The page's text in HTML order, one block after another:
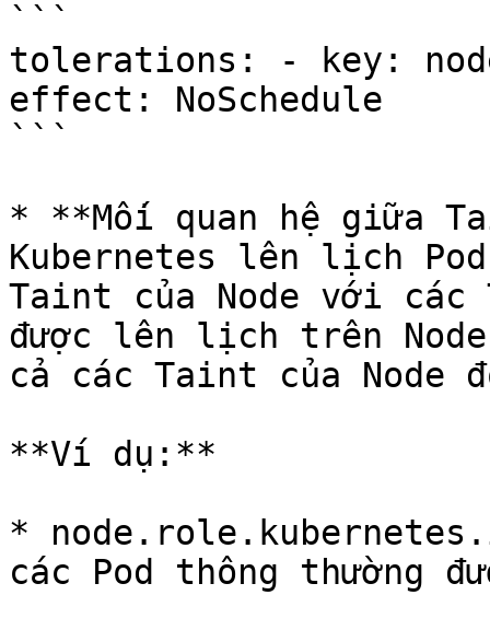
```
tolerations: - key:
effect: NoSchedule
```
* **Mối quan hệ giữa
Kubernetes lên lịch
Taint của Node với
được lên lịch trên
cả các Taint của Node
**Ví dụ:**
*
các Pod thông thường